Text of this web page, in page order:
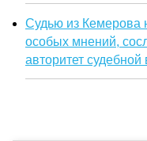
Судью из Кемерова
особых мнений,
авторитет судебной